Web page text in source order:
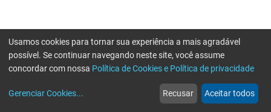
web
Notícias
more_horiz
Mais
Usamos cookies para tornar sua experiência a mais agradável
possível. Se continuar navegando neste site, você assume
concordar com nossa Política de Cookies e Política de privacidade
Gerenciar Cookies... Recusar Aceitar todos
Erro ao enviar informações, por favor tente novamente